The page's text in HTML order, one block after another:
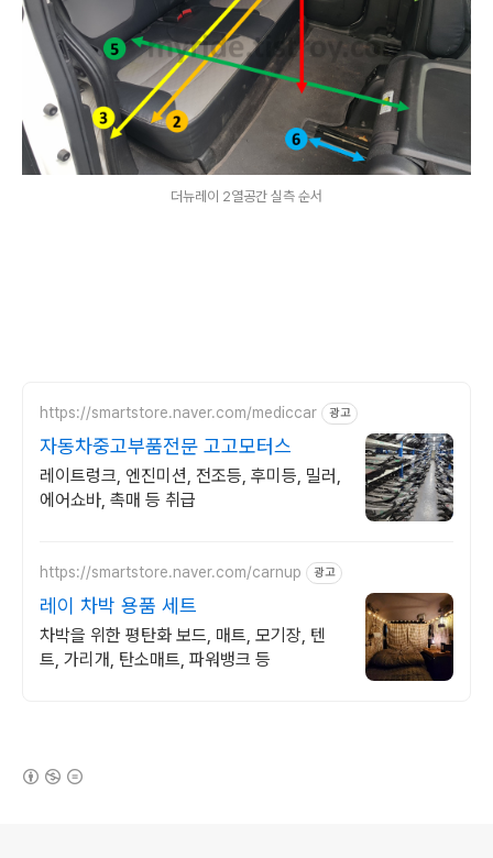
더뉴레이 2열공간 실측 순서
https://smartstore.naver.com/mediccar 광고
자동차중고부품전문 고고모터스
레이트렁크, 엔진미션, 전조등, 후미등, 밀러,
에어쇼바, 촉매 등 취급
https://smartstore.naver.com/carnup 광고
레이 차박 용품 세트
차박을 위한 평탄화 보드, 매트, 모기장, 텐
트, 가리개, 탄소매트, 파워뱅크 등